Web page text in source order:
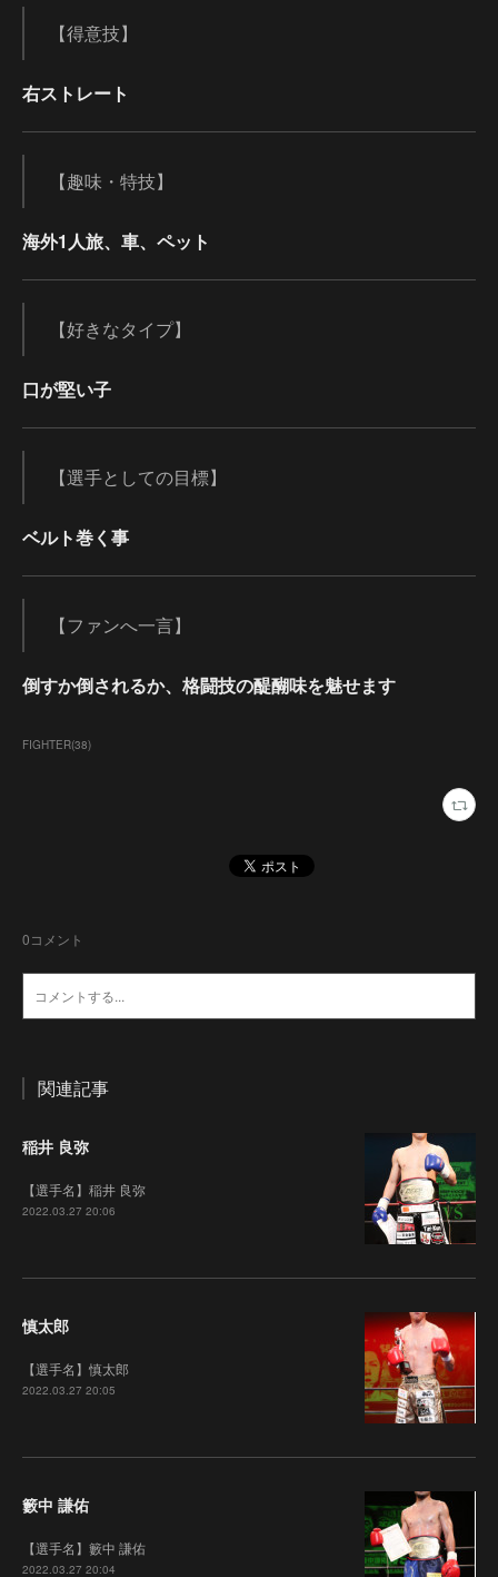
【得意技】
右ストレート
【趣味・特技】
海外1人旅、車、ペット
【好きなタイプ】
口が堅い子
【選手としての目標】
ベルト巻く事
【ファンへ一言】
倒すか倒されるか、格闘技の醍醐味を魅せます
FIGHTER(38)
0コメント
関連記事
稲井 良弥
【選手名】稲井 良弥
2022.03.27 20:06
慎太郎
【選手名】慎太郎
2022.03.27 20:05
籔中 謙佑
【選手名】籔中 謙佑
2022.03.27 20:04